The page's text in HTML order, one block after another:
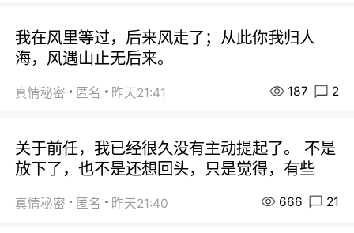
我在风里等过，后来风走了；从此你我归人
海，风遇山止无后来。
真情秘密 匿名 昨天21:41 187 2
关于前任，我已经很久没有主动提起了。 不是
放下了，也不是还想回头，只是觉得，有些
真情秘密 匿名 昨天21:40 666 21